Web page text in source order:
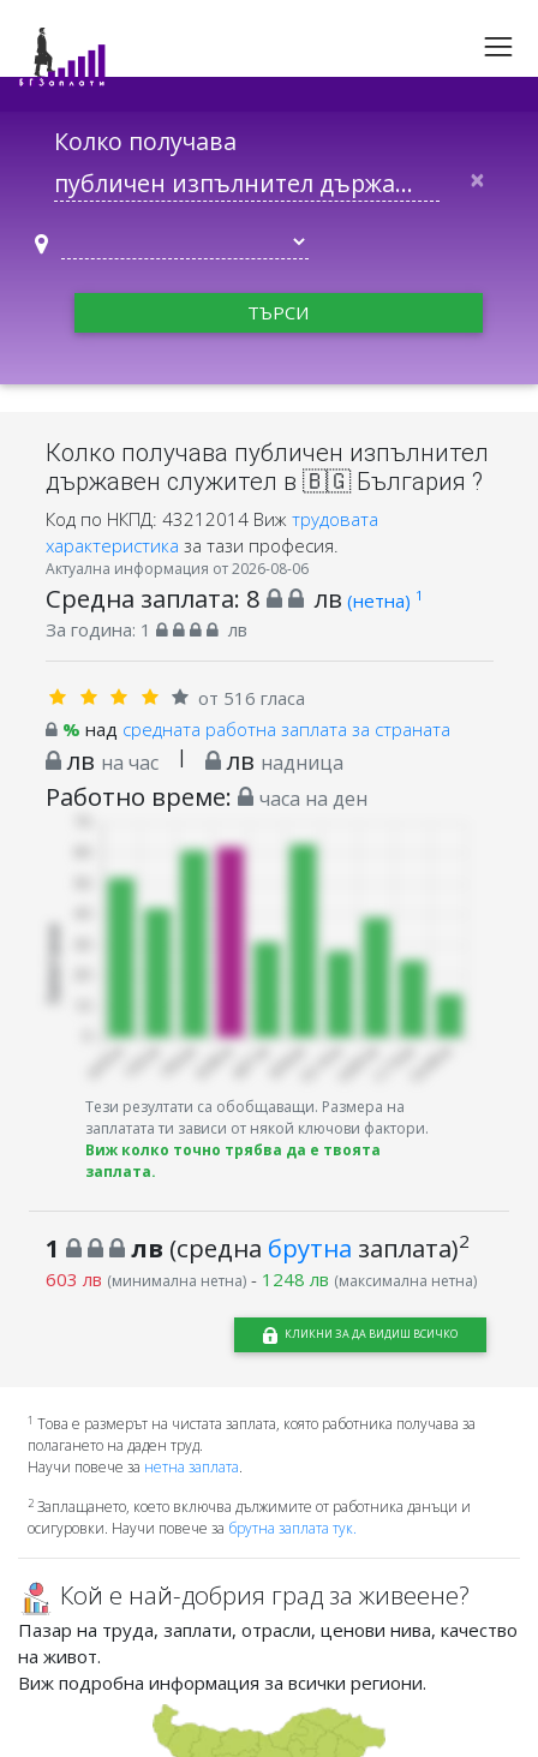
Колко получава
×
ТЪРСИ
Колко получава публичен изпълнител
държавен служител в 🇧🇬 България ?
Код по НКПД: 43212014Виж трудовата
характеристика за тази професия.
Актуална информация от 2026-08-06
Средна заплата: 8 лв (нетна) 1
За година: 1 лв
от 516 гласа
% над средната работна заплата за страната
лв на час | лв надница
Работно време: часа на ден
Тези резултати са обобщаващи. Размера на
заплатата ти зависи от някой ключови фактори.
Виж колко точно трябва да е твоята
заплата.
1 лв (средна брутна заплата)2
603 лв (минимална нетна)- 1248 лв (максимална нетна)
КЛИКНИ ЗА ДА ВИДИШ ВСИЧКО
1 Това е размерът на чистата заплата, която работника получава за
полагането на даден труд.
Научи повече за нетна заплата.
2Заплащането, което включва дължимите от работника данъци и
осигуровки. Научи повече за брутна заплата тук.
Кой е най-добрия град за живеене?
Пазар на труда, заплати, отрасли, ценови нива, качество
на живот.
Виж подробна информация за всички региони.